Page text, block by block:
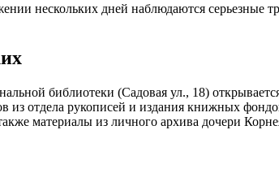
нескольких дней наблюдаются
библиотеки (Садовая ул., 18)
из отдела рукописей и издания книжных
материалы из личного архива дочери